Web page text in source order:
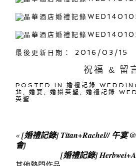
最後更新日期： 2016/03/15
祝福 & 留
POSTED IN婚禮記錄
北
,婚宴 ,婚攝英聖 ,婚禮記錄
英聖
«[婚禮記錄] Titan+Rachel// 午宴
會}
[婚禮記錄]